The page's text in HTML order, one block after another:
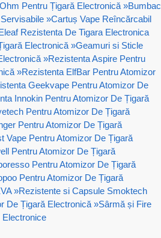
Pentru Țigară Electronică »Bumbac
»Cartuș Vape Reîncărcabil
Rezistenta De Tigara Electronica
Electronică »Geamuri si Sticle
»Rezistenta Aspire Pentru
»Rezistenta ElfBar Pentru Atomizor
Geekvape Pentru Atomizor De
Innokin Pentru Atomizor De Țigară
Pentru Atomizor De Țigară
Pentru Atomizor De Țigară
Vape Pentru Atomizor De Țigară
Pentru Atomizor De Țigară
Pentru Atomizor De Țigară
Pentru Atomizor De Țigară
»Rezistente si Capsule Smoktech
De Țigară Electronică »Sârmă și Fire
Electronice